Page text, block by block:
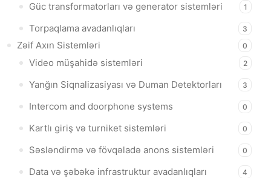
Güc transformatorları və generator sistemləri 1
Torpaqlama avadanlıqları 3
Zəif Axın Sistemləri 0
Video müşahidə sistemləri 2
Yanğın Siqnalizasiyası və Duman Detektorları 3
Intercom and doorphone systems 0
Kartlı giriş və turniket sistemləri 0
Səsləndirmə və fövqəladə anons sistemləri 0
Data və şəbəkə infrastruktur avadanlıqları 4